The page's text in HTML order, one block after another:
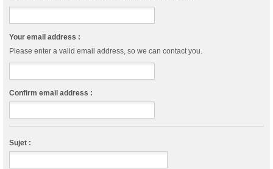
Your email address :
Please enter a valid email address, so we can contact you.
Confirm email address :
Sujet :